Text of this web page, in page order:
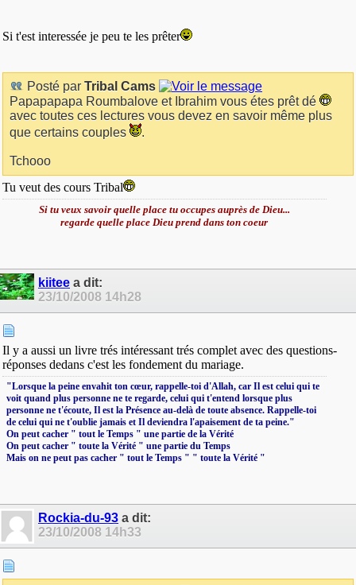
Si t'est interessée je peu te les prêter
Posté par Tribal Cams
Papapapapa Roumbalove et Ibrahim vous étes prêt dé
avec toutes ces lectures vous devez en savoir même plus
que certains couples
.
Tchooo
Tu veut des cours Tribal
Si tu veux savoir quelle place tu occupes auprès de Dieu...
regarde quelle place Dieu prend dans ton coeur
kiitee a dit:
23/10/2008 14h28
Il y a aussi un livre trés intéressant trés complet avec des questions-
réponses dedans c'est les fondement du mariage.
‎"Lorsque la peine envahit ton cœur, rappelle-toi d'Allah, car Il est celui qui te
voit quand plus personne ne te regarde, celui qui t'entend lorsque plus
personne ne t'écoute, Il est la Présence au-delà de toute absence. Rappelle-toi
de celui qui ne t'oublie jamais et Il deviendra l'apaisement de ta peine."
On peut cacher " tout le Temps " une partie de la Vérité
On peut cacher " toute la Vérité " une partie du Temps
Mais on ne peut pas cacher " tout le Temps " " toute la Vérité "
Rockia-du-93 a dit:
23/10/2008 14h33